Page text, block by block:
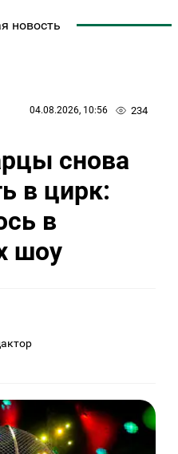
новость
04.08.2026, 10:56 234
снова
в цирк:
в
шоу